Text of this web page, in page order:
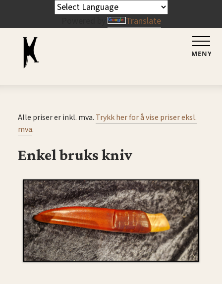
MENY
Alle priser er inkl. mva. Trykk her for å vise priser eksl.
mva.
Enkel bruks kniv
Translate